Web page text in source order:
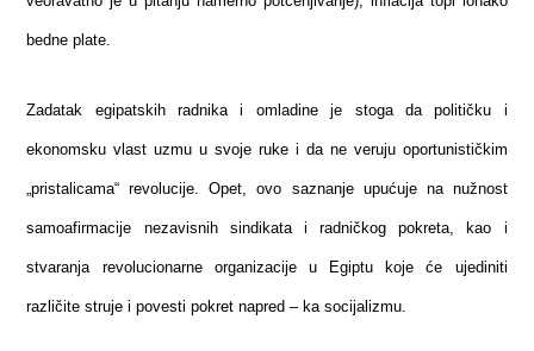
bedne plate.
Zadatak egipatskih radnika i omladine je stoga da političku i
ekonomsku vlast uzmu u svoje ruke i da ne veruju oportunističkim
„pristalicama“ revolucije. Opet, ovo saznanje upućuje na nužnost
samoafirmacije nezavisnih sindikata i radničkog pokreta, kao i
stvaranja revolucionarne organizacije u Egiptu koje će ujediniti
različite struje i povesti pokret napred – ka socijalizmu.